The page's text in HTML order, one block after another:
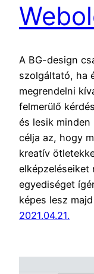
A BG-design
szolgáltató, ha
megrendelni
felmerülő
és lesik
célja az, hogy
kreatív
elképzeléseiket
egyediséget
képes lesz
2021.04.21.